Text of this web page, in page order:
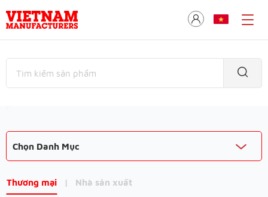
Chọn Danh Mục
Thương mại | Nhà sản xuất